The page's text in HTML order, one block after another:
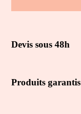
Devis sous 48h
Produits garantis